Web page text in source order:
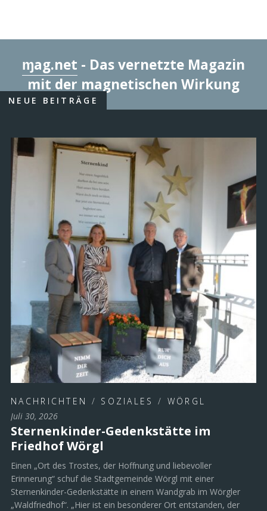
ɱag.net - Das vernetzte Magazin
mit der magnetischen Wirkung
NEUE BEITRÄGE
NACHRICHTEN / SOZIALES / WÖRGL
Juli 30, 2026
Sternenkinder-Gedenkstätte im
Friedhof Wörgl
Einen „Ort des Trostes, der Hoffnung und liebevoller
Erinnerung“ schuf die Stadtgemeinde Wörgl mit einer
Sternenkinder-Gedenkstätte in einem Wandgrab im Wörgler
„Waldfriedhof“. „Hier ist ein besonderer Ort entstanden, der